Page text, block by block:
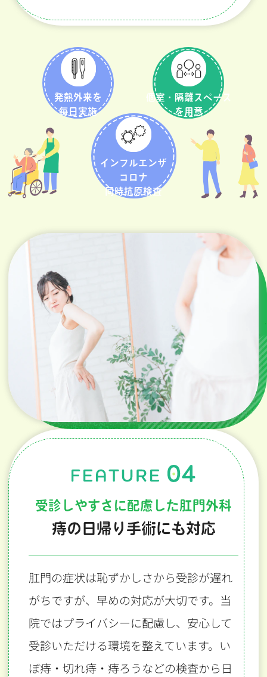
発熱外来を
毎日実施
個室・隔離スペース
を用意
インフルエンザ
コロナ
同時抗原検査
受診しやすさに配慮した肛門外科
痔の日帰り手術にも対応
肛門の症状は恥ずかしさから受診が遅れ
がちですが、早めの対応が大切です。当
院ではプライバシーに配慮し、安心して
受診いただける環境を整えています。い
ぼ痔・切れ痔・痔ろうなどの検査から日